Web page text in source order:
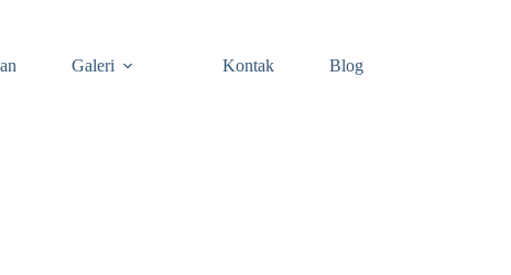
Galeri Kontak Blog